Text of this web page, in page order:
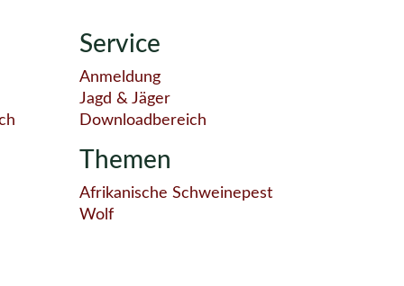
Service
Anmeldung
Jagd & Jäger
Downloadbereich
Themen
Afrikanische Schweinepest
Wolf